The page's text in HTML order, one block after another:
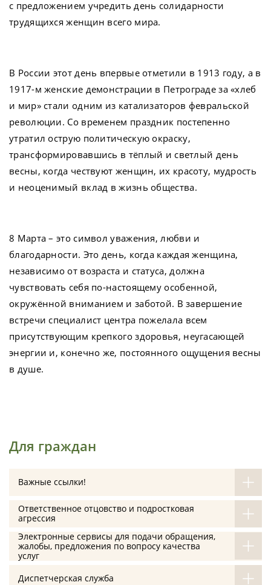
с предложением учредить день солидарности
трудящихся женщин всего мира.
В России этот день впервые отметили в 1913 году, а в
1917-м женские демонстрации в Петрограде за «хлеб
и мир» стали одним из катализаторов февральской
революции. Со временем праздник постепенно
утратил острую политическую окраску,
трансформировавшись в тёплый и светлый день
весны, когда чествуют женщин, их красоту, мудрость
и неоценимый вклад в жизнь общества.
8 Марта – это символ уважения, любви и
благодарности. Это день, когда каждая женщина,
независимо от возраста и статуса, должна
чувствовать себя по-настоящему особенной,
окружённой вниманием и заботой. В завершение
встречи специалист центра пожелала всем
присутствующим крепкого здоровья, неугасающей
энергии и, конечно же, постоянного ощущения весны
в душе.
Для граждан
Важные ссылки!
Ответственное отцовство и подростковая
агрессия
Электронные сервисы для подачи обращения,
жалобы, предложения по вопросу качества
услуг
Диспетчерская служба